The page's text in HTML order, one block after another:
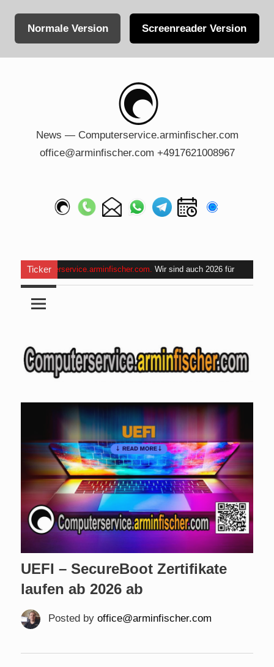
Normale Version Screenreader Version
News — Computerservice.arminfischer.com
office@arminfischer.com +4917621008967
Ticker
Computerservice.arminfischer.com. Wir sind auch 2026 für
Euch da . AmMo, 24.08.2026 bis Fr, 28.08.2026halte ich
für angehende Alltagshelfer bei
nicht verfügbar.
UEFI – SecureBoot Zertifikate
laufen ab 2026 ab
Posted by office@arminfischer.com